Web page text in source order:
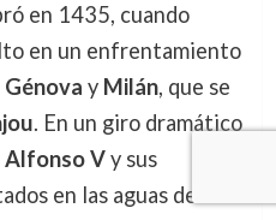
en 1435, cuando
en un enfrentamiento
Génova y Milán, que se
. En un giro dramático
Alfonso Vy sus
en las aguas de